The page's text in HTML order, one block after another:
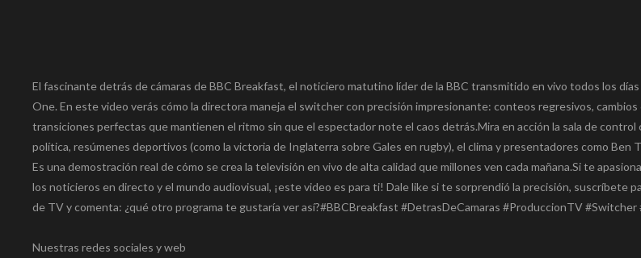
El fascinante detrás de cámaras de BBC Breakfast, el noticiero matutino líder de la BBC transmitido en vivo todos los días
One. En este video verás cómo la directora maneja el switcher con precisión impresionante: conteos regresivos,
transiciones perfectas que mantienen el ritmo sin que el espectador note el caos detrás.Mira en acción la sala de
política, resúmenes deportivos (como la victoria de Inglaterra sobre Gales en rugby), el clima y presentadores como Ben
Es una demostración real de cómo se crea la televisión en vivo de alta calidad que millones ven cada mañana.Si te
los noticieros en directo y el mundo audiovisual, ¡este video es para ti! Dale like si te sorprendió la precisión, suscríbete
de TV y comenta: ¿qué otro programa te gustaría ver así?#BBCBreakfast #DetrasDeCamaras #ProduccionTV #Switcher
Nuestras redes sociales y web